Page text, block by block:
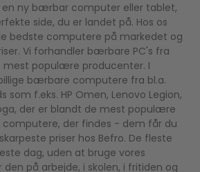
en ny bærbar computer eller tablet,
side, du er landet på. Hos os
bedste computere på markedet og
Vi forhandler bærbare PC's fra
mest populære producenter. I
bærbare computere fra bl.a.
som f.eks. HP Omen, Lenovo Legion,
der er blandt de mest populære
der findes - dem får du
priser hos Befro. De fleste
dag, uden at bruge vores
på arbejde, i skolen, i fritiden og